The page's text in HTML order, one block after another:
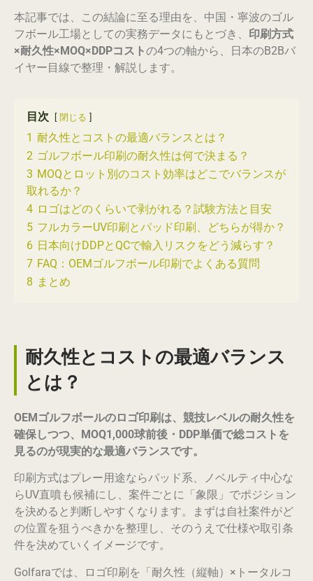
本記事では、この結論に至る理由を、中国・寧波のゴル
フボール工場としての実務データにもとづき、 印刷方式
×耐久性×MOQ×DDPコストの4つの軸から、日本のB2Bバ
イヤー目線で整理・解説します。
目次 閉じる
1 耐久性とコストの最適バランスとは？
2 ゴルフボール印刷の耐久性は何で決まる？
3 MOQとロット別のコスト効率はどこでバランスが
取れるか？
4 ロゴはどのくらいで剥がれる？試験方法と目安
5 フルカラーUV印刷とパッド印刷、どちらが得か？
6 日本向けDDPとQCで輸入リスクをどう減らす？
7 FAQ：OEMゴルフボール印刷でよくある質問
8 まとめ
耐久性とコストの最適バランス
とは？
OEMゴルフボールのロゴ印刷は、競技レベルの耐久性を
確保しつつ、MOQ1,000球前後・DDP単価で総コストを
見るのが現実的な最適バランスです。
印刷方式はプレー用途ならパッド系、ノベルティ中心な
らUV直噴も候補にし、案件ごとに「象限」でポジション
を決めると判断しやすくなります。まずは自社案件がど
の位置を狙うべきかを整理し、そのうえで仕様や取引条
件を決めていくイメージです。
Golfaraでは、ロゴ印刷を「耐久性（縦軸）×トータルコ